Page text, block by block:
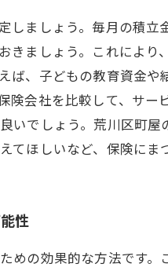
しましょう。毎月の積
きましょう。これによ
ば、子どもの教育資金
険会社を比較して、サ
いでしょう。荒川区町
てほしいなど、保険にま
性
めの効果的な方法です